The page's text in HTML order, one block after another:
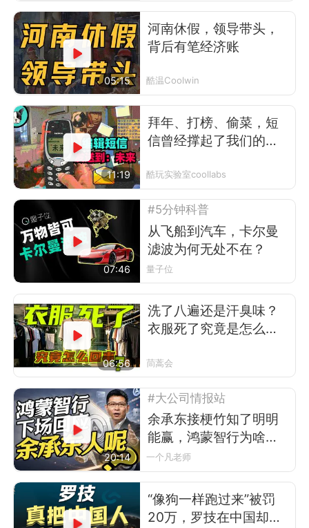
05:15
河南休假，领导带头，
背后有笔经济账
酷温Coolwin
11:19
拜年、打榜、偷菜，短
信曾经撑起了我们的前
酷玩实验室coollabs
07:46
#5分钟科普
从飞船到汽车，卡尔曼
滤波为何无处不在？
量子位
06:56
洗了八遍还是汗臭味？
衣服死了究竟是怎么回
茼蒿会
20:14
#大公司情报站
余承东接梗竹知了明明
能赢，鸿蒙智行为啥不
让？
一个凡老师
“像狗一样跑过来”被罚
20万，罗技在中国却卖